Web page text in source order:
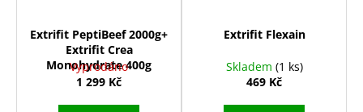
Extrifit PeptiBeef 2000g+
Extrifit Crea
Monohydrate 400g
Vyprodáno
1 299 Kč
Extrifit Flexain
Skladem (1 ks)
469 Kč